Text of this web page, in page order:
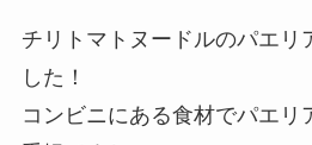
チリトマトヌードルのパエリ
した！
コンビニにある食材でパエリ